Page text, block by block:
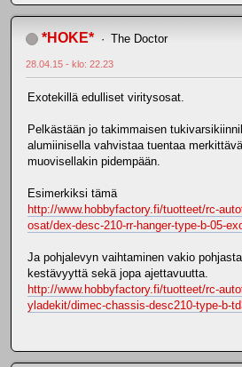
*HOKE* The Doctor
28.04.15 - klo: 22.23
Exotekillä edulliset viritysosat.
Pelkästään jo takimmaisen
alumiinisella vahvistaa tuentaa
muovisellakin pidempään.
Esimerkiksi tämä
http://www.hobbyfactory.fi/tuotteet/rc-
osat/dex-desc-210-rr-hanger-type-b-05-
Ja pohjalevyn vaihtaminen vakio
kestävyyttä sekä jopa ajettavuutta.
http://www.hobbyfactory.fi/tuotteet/rc-
yladekit/dimec-chassis-desc210-type-b-